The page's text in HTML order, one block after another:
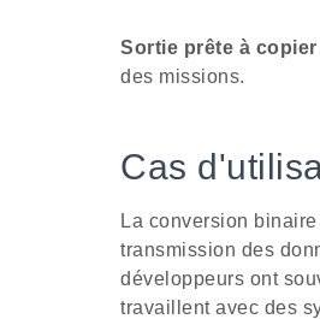
Sortie prête à copier
des missions.
Cas
La conversion
transmission des
développeurs ont
travaillent avec des